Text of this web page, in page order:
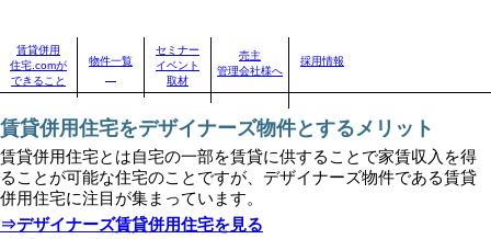
自分に合った賃貸併用住宅を見つけよう！｜>賃貸併用住宅のお役立ちコラム
ザイナーズ物件とするメリット
賃貸併用住宅をデザイナーズ物件とするメリット
賃貸併用住宅とは自宅の一部を賃貸に供することで家賃収入を得
ることが可能な住宅のことですが、デザイナーズ物件である賃貸
併用住宅に注目が集まっています。
⇒デザイナーズ賃貸併用住宅を見る
賃貸併用
住宅.comが
できること
物件一覧
セミナー
イベント
取材
売主
管理会社様へ
採用情報